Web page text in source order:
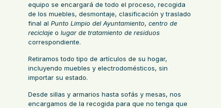
equipo se encargará de todo el proceso, recogida
de los muebles, desmontaje, clasificación y traslado
final al Punto Limpio del Ayuntamiento, centro de
reciclaje o lugar de tratamiento de residuos
correspondiente.
Retiramos todo tipo de artículos de su hogar,
incluyendo muebles y electrodomésticos, sin
importar su estado.
Desde sillas y armarios hasta sofás y mesas, nos
encargamos de la recogida para que no tenga que